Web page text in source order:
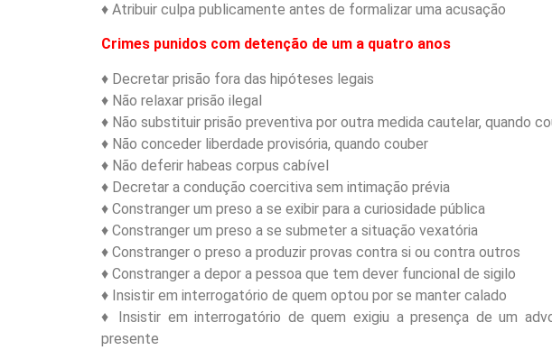
♦ Atribuir culpa publicamente antes de formalizar uma acusação
Crimes punidos com detenção de um a quatro anos
♦ Decretar prisão fora das hipóteses legais
♦ Não relaxar prisão ilegal
♦ Não substituir prisão preventiva por outra medida cautelar, quando
♦ Não conceder liberdade provisória, quando couber
♦ Não deferir habeas corpus cabível
♦ Decretar a condução coercitiva sem intimação prévia
♦ Constranger um preso a se exibir para a curiosidade pública
♦ Constranger um preso a se submeter a situação vexatória
♦ Constranger o preso a produzir provas contra si ou contra outros
♦ Constranger a depor a pessoa que tem dever funcional de sigilo
♦ Insistir em interrogatório de quem optou por se manter calado
♦ Insistir em interrogatório de quem exigiu a presença de um
presente